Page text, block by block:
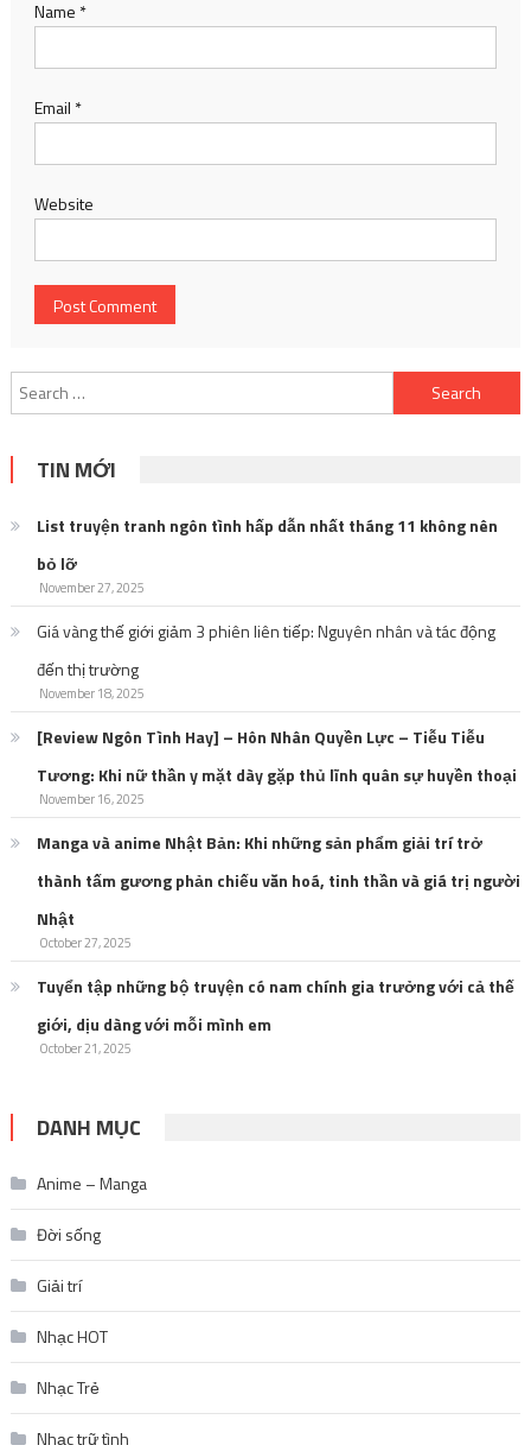
Name *
Email *
Website
Search
for:
TIN MỚI
List truyện tranh ngôn tình hấp dẫn nhất tháng 11 không nên
bỏ lỡ
November 27, 2025
Giá vàng thế giới giảm 3 phiên liên tiếp: Nguyên nhân và tác động
đến thị trường
November 18, 2025
[Review Ngôn Tình Hay] – Hôn Nhân Quyền Lực – Tiễu Tiễu
Tương: Khi nữ thần y mặt dày gặp thủ lĩnh quân sự huyền thoại
November 16, 2025
Manga và anime Nhật Bản: Khi những sản phẩm giải trí trở
thành tấm gương phản chiếu văn hoá, tinh thần và giá trị người
Nhật
October 27, 2025
Tuyển tập những bộ truyện có nam chính gia trưởng với cả thế
giới, dịu dàng với mỗi mình em
October 21, 2025
DANH MỤC
Anime – Manga
Đời sống
Giải trí
Nhạc HOT
Nhạc Trẻ
Nhạc trữ tình